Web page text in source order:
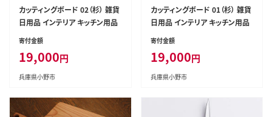
カッティングボード 02（杉） 雑貨
日用品 インテリア キッチン用品
寄付金額
19,000円
兵庫県小野市
カッティングボード 01（杉） 雑貨
日用品 インテリア キッチン用品
寄付金額
19,000円
兵庫県小野市